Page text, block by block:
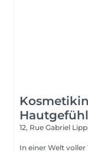
Hautgefühl
12, Rue Gabriel
In einer Welt